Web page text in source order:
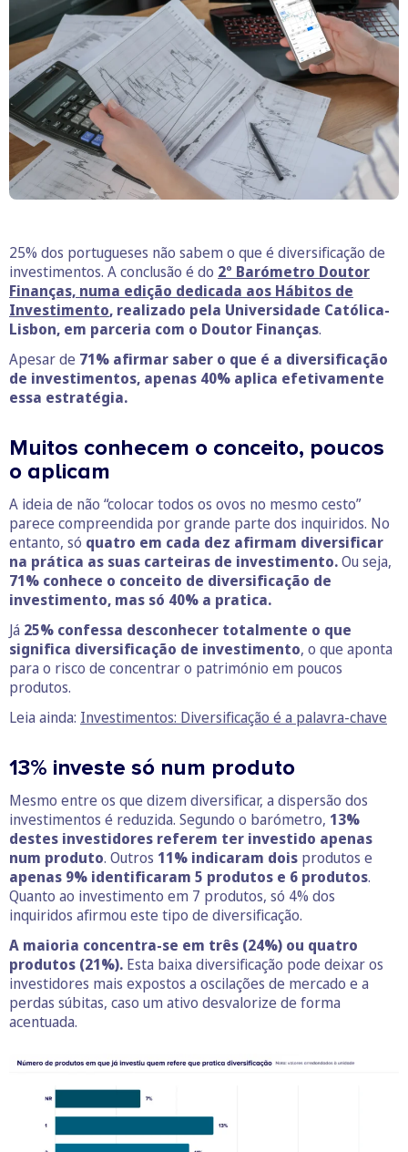
25% dos portugueses não sabem o que é diversificação de
investimentos. A conclusão é do 2º Barómetro Doutor
Finanças, numa edição dedicada aos Hábitos de
Investimento, realizado pela Universidade Católica-
Lisbon, em parceria com o Doutor Finanças.
Apesar de 71% afirmar saber o que é a diversificação
de investimentos, apenas 40% aplica efetivamente
essa estratégia.
Muitos conhecem o conceito, poucos
o aplicam
A ideia de não “colocar todos os ovos no mesmo cesto”
parece compreendida por grande parte dos inquiridos. No
entanto, só quatro em cada dez afirmam diversificar
na prática as suas carteiras de investimento.Ou seja,
71% conhece o conceito de diversificação de
investimento, mas só 40% a pratica.
Já 25% confessa desconhecer totalmente o que
significa diversificação de investimento, o que aponta
para o risco de concentrar o património em poucos
produtos.
Leia ainda: Investimentos: Diversificação é a palavra-chave
13% investe só num produto
Mesmo entre os que dizem diversificar, a dispersão dos
investimentos é reduzida. Segundo o barómetro, 13%
destes investidores referem ter investido apenas
num produto. Outros 11% indicaram dois produtos e
apenas 9% identificaram 5 produtos e 6 produtos.
Quanto ao investimento em 7 produtos, só 4% dos
inquiridos afirmou este tipo de diversificação.
A maioria concentra-se em três (24%) ou quatro
produtos (21%). Esta baixa diversificação pode deixar os
investidores mais expostos a oscilações de mercado e a
perdas súbitas, caso um ativo desvalorize de forma
acentuada.